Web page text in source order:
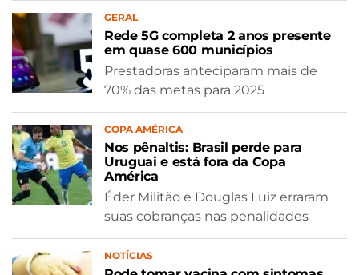
GERAL
Rede 5G completa 2 anos presente
em quase 600 municípios
Prestadoras anteciparam mais de
70% das metas para 2025
COPA AMÉRICA
Nos pênaltis: Brasil perde para
Uruguai e está fora da Copa
América
Éder Militão e Douglas Luiz erraram
suas cobranças nas penalidades
NOTÍCIAS